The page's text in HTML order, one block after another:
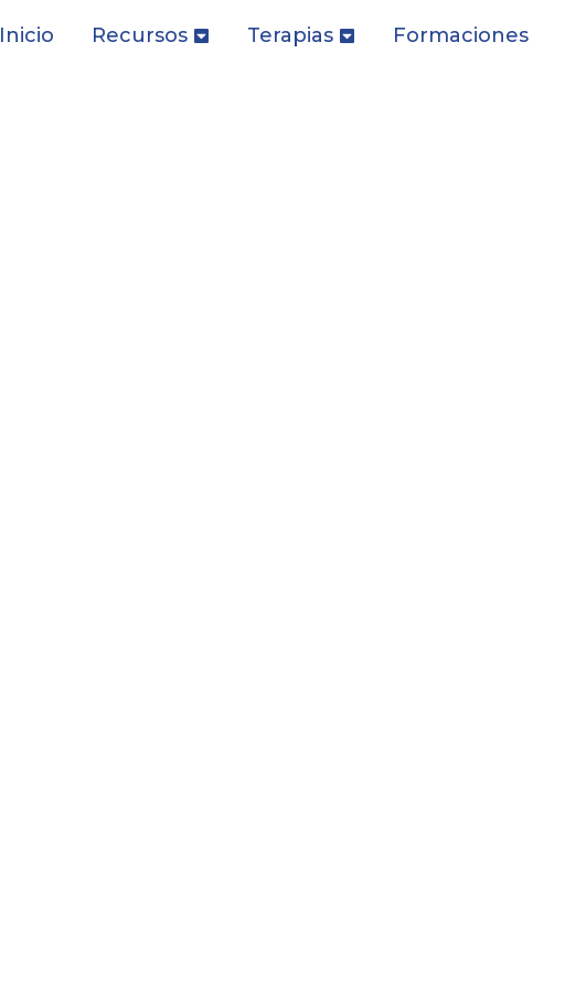
Inicio Recursos ABRIR RECURSOS
Terapias ABRIR TERAPIAS
Formaciones